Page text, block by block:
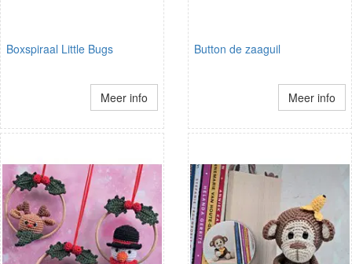
Boxspiraal Little Bugs
Meer info
Button de zaaguil
Meer info